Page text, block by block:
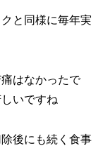
と同様に毎年実
はなかったで
いですね
後にも続く食事